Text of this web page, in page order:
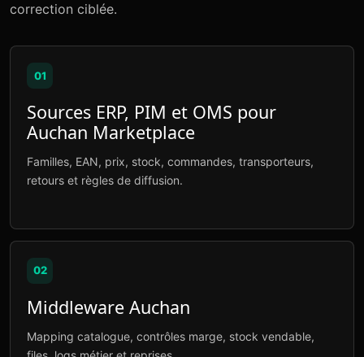
correction ciblée.
01
Sources ERP, PIM et OMS pour
Auchan Marketplace
Familles, EAN, prix, stock, commandes, transporteurs,
retours et règles de diffusion.
02
Middleware Auchan
Mapping catalogue, contrôles marge, stock vendable,